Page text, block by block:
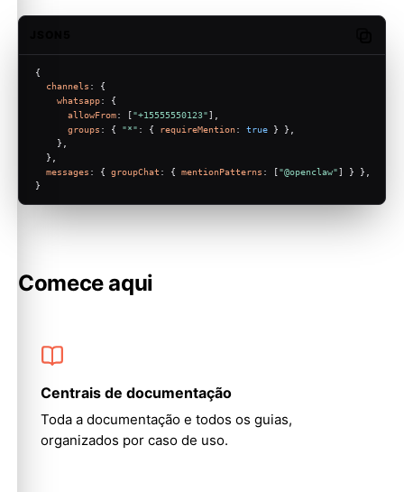
{
channels : {
whatsapp: {
allowFrom: ["+15555550123"],
groups : { "*" : { requireMention: true } },
    },
  },
messages : { groupChat : { mentionPatterns : ["@openclaw"] } },
}
Comece aqui
Centrais de documentação
Toda a documentação e todos os guias,
organizados por caso de uso.